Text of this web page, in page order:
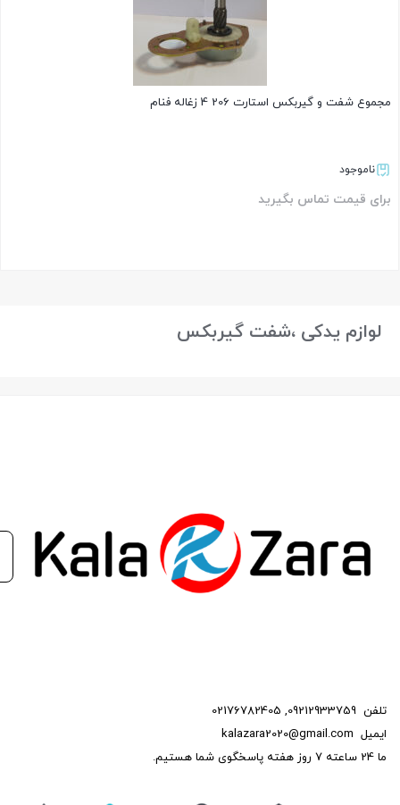
مجموع شفت و گیربکس استارت 206 4 زغاله فنام
ناموجود
برای قیمت تماس بگیرید
لوازم یدکی ،شفت گیربکس
تلفن 09212933759
,
02176782405
ایمیل kalazara2020@gmail.com
ما 24 ساعته 7 روز هفته پاسخگوی شما هستیم.